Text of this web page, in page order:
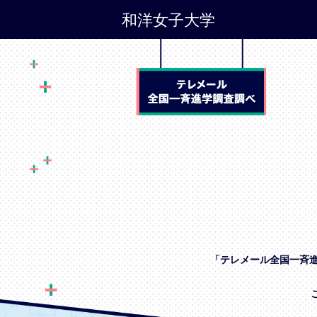
和洋女子大学
「テレメール全国一斉